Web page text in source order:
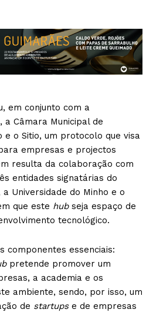
em conjunto com a
a Câmara Municipal de
e o Sitio, um protocolo que visa
empresas e projectos
resulta da colaboração com
entidades signatárias do
Universidade do Minho e o
que este hubseja espaço de
tecnológico.
componentes essenciais:
pretende promover um
a academia e os
ambiente, sendo, por isso, um
de startupse de empresas